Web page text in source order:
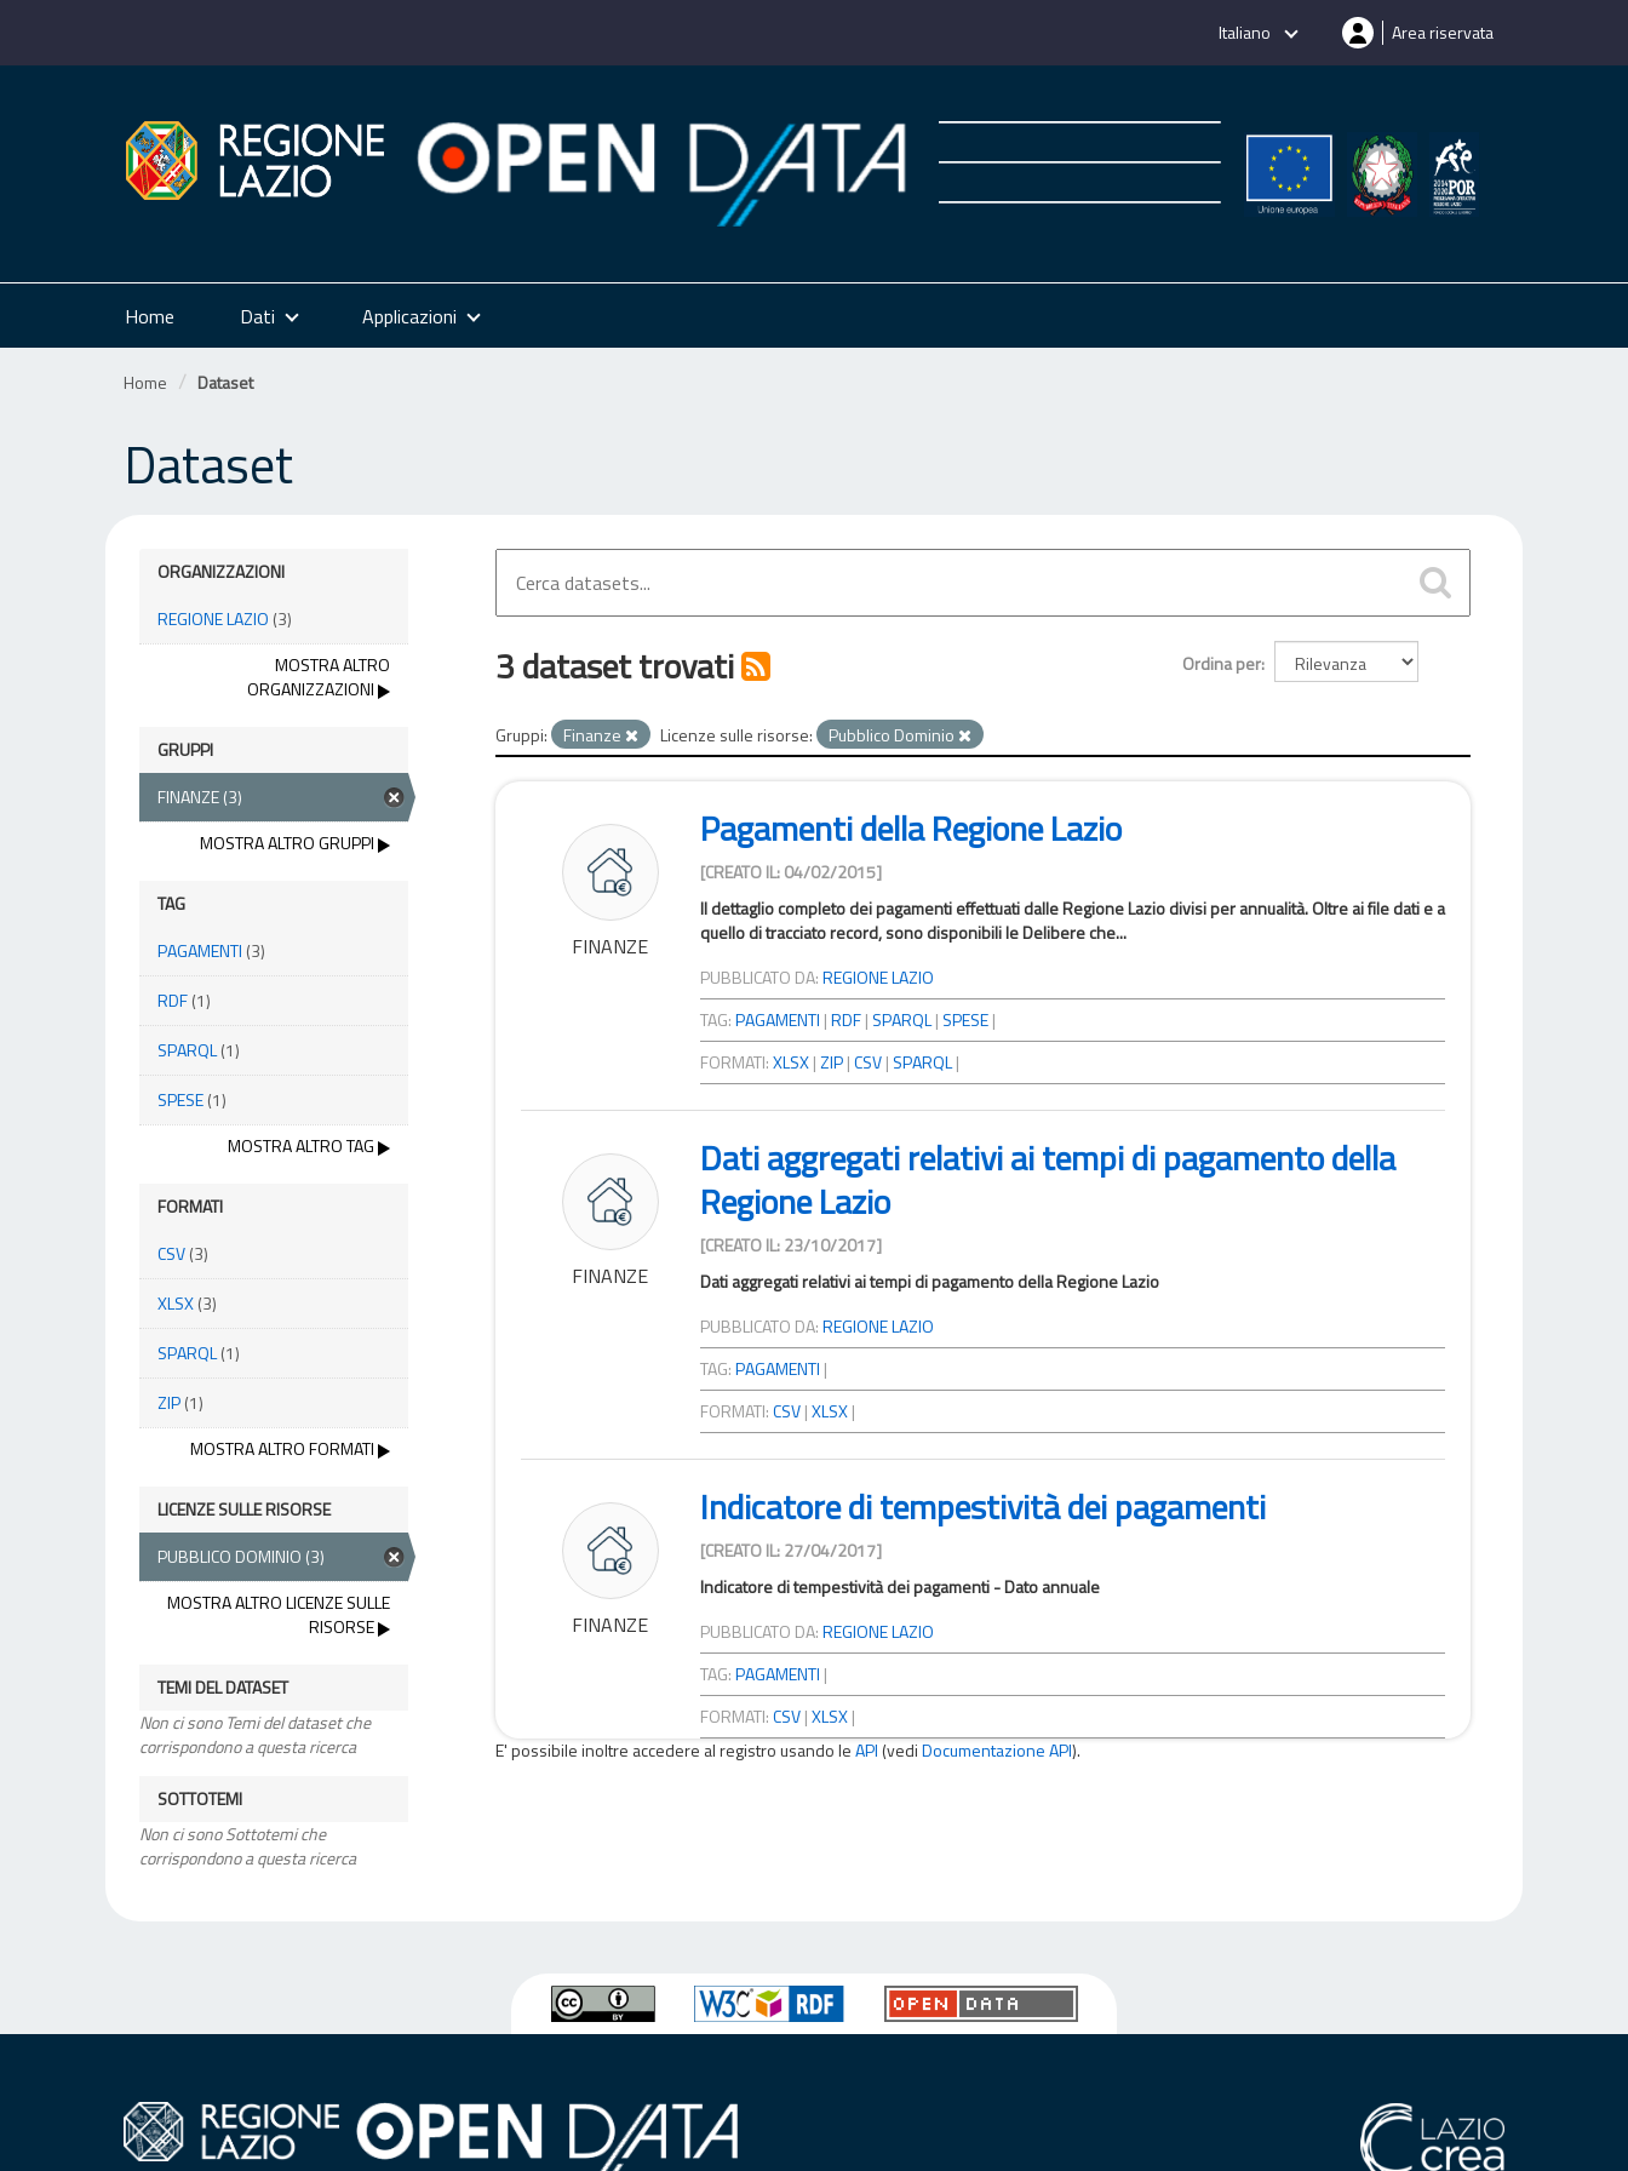
Italiano Area riservata
Home Dati Applicazioni
Home Dataset
Dataset
ORGANIZZAZIONI
REGIONE LAZIO (3)
MOSTRA ALTRO
ORGANIZZAZIONI
GRUPPI
FINANZE(3)
MOSTRA ALTRO GRUPPI
TAG
PAGAMENTI (3)
RDF(1)
SPARQL(1)
SPESE(1)
MOSTRA ALTRO TAG
FORMATI
CSV(3)
XLSX(3)
SPARQL(1)
ZIP(1)
MOSTRA ALTRO FORMATI
LICENZE SULLE RISORSE
PUBBLICO DOMINIO (3)
MOSTRA ALTRO LICENZE SULLE
RISORSE
TEMI DEL DATASET
Non ci sono Temi del dataset che
corrispondono a questa ricerca
SOTTOTEMI
Non ci sono Sottotemi che
corrispondono a questa ricerca
Ordina per
3 dataset trovati
Gruppi: Finanze Licenze sulle risorse: Pubblico Dominio
FINANZE
Pagamenti della Regione Lazio
[CREATO IL: 04/02/2015]
Il dettaglio completo dei pagamenti effettuati dalle Regione Lazio divisi per annualità. Oltre ai file dati e a
quello di tracciato record, sono disponibili le Delibere che...
PUBBLICATO DA:REGIONE LAZIO
TAG:PAGAMENTI |RDF | SPARQL | SPESE |
FORMATI:XLSX |ZIP |CSV | SPARQL |
FINANZE
Dati aggregati relativi ai tempi di pagamento della
Regione Lazio
[CREATO IL: 23/10/2017]
Dati aggregati relativi ai tempi di pagamento della Regione Lazio
PUBBLICATO DA:REGIONE LAZIO
TAG:PAGAMENTI |
FORMATI:CSV |XLSX |
FINANZE
Indicatore di tempestività dei pagamenti
[CREATO IL: 27/04/2017]
Indicatore di tempestività dei pagamenti - Dato annuale
PUBBLICATO DA:REGIONE LAZIO
TAG:PAGAMENTI |
FORMATI:CSV |XLSX |
E' possibile inoltre accedere al registro usando leAPI (vediDocumentazione API).